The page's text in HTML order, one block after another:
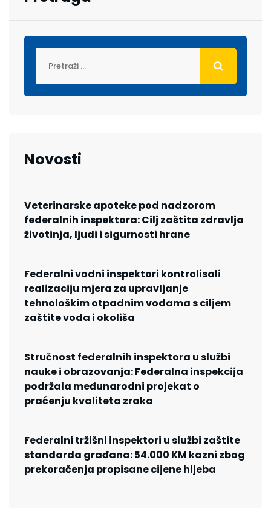
Novosti
Veterinarske apoteke pod nadzorom
federalnih inspektora: Cilj zaštita zdravlja
životinja, ljudi i sigurnosti hrane
Federalni vodni inspektori kontrolisali
realizaciju mjera za upravljanje
tehnološkim otpadnim vodama s ciljem
zaštite voda i okoliša
Stručnost federalnih inspektora u službi
nauke i obrazovanja: Federalna inspekcija
podržala međunarodni projekat o
praćenju kvaliteta zraka
Federalni tržišni inspektori u službi zaštite
standarda građana: 54.000 KM kazni zbog
prekoračenja propisane cijene hljeba